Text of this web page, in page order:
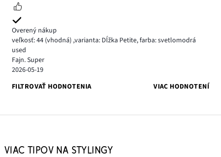
Overený nákup
veľkosť: 44 (vhodná) ,varianta: Dĺžka Petite,farba: svetlomodrá
used
Fajn. Super
2026-05-19
FILTROVAŤ HODNOTENIA
VIAC HODNOTENÍ
VIAC TIPOV NA STYLINGY